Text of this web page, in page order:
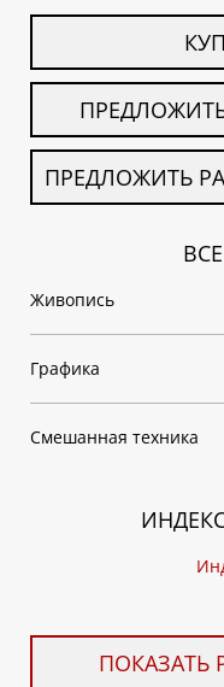
ПРЕДЛОЖИТЬ
Живопись
Графика
Смешанная техника
ИНДЕКС
ПОКАЗАТЬ